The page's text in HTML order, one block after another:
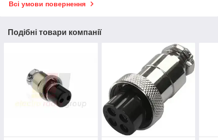
Всі умови повернення
Подібні товари компанії